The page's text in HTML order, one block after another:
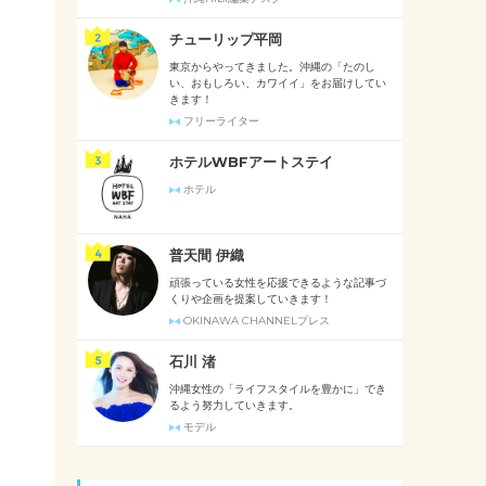
チューリップ平岡
東京からやってきました。沖縄の「たのし
い、おもしろい、カワイイ」をお届けしてい
きます！
フリーライター
ホテルWBFアートステイ
ホテル
普天間 伊織
頑張っている女性を応援できるような記事づ
くりや企画を提案していきます！
OKINAWA CHANNELプレス
石川 渚
沖縄女性の「ライフスタイルを豊かに」でき
るよう努力していきます。
モデル